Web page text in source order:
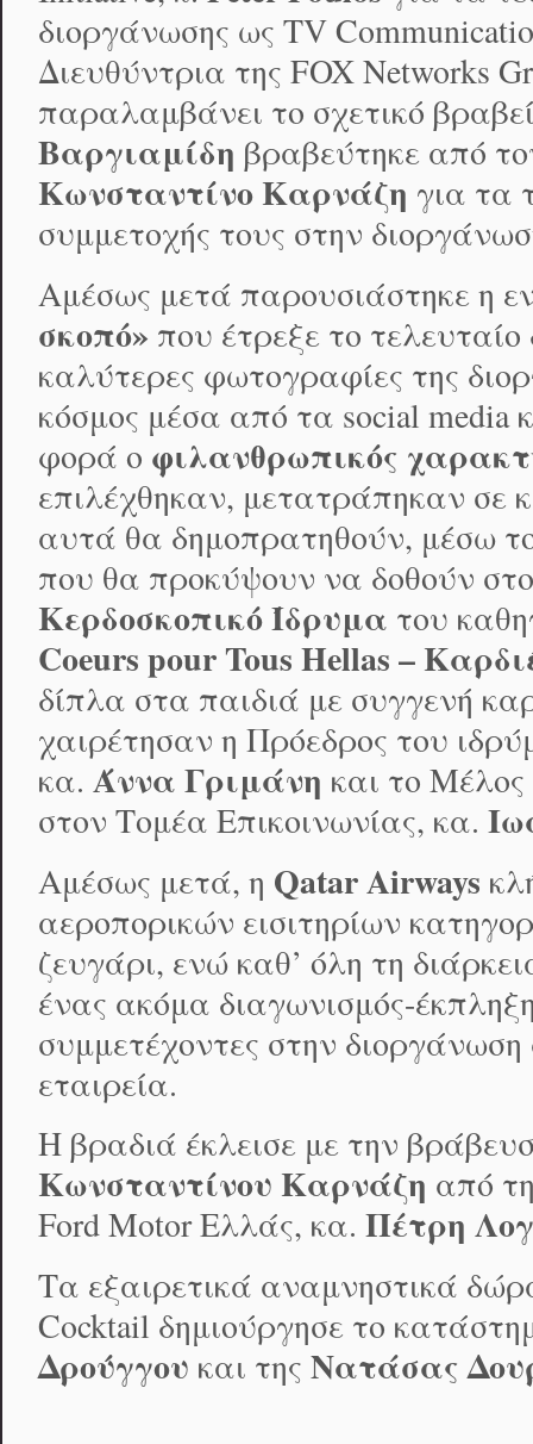
διοργάνωσης ως TV
Διευθύντρια της FOX Networks
παραλαμβάνει το σχετικό
Βαργιαμίδη βραβεύτηκε από
Κωνσταντίνο Καρνάζη για τα
συμμετοχής τους στην
Αμέσως μετά παρουσιάστηκε η
σκοπό» που έτρεξε το
καλύτερες φωτογραφίες της
κόσμος μέσα από τα social
φορά ο φιλανθρωπικός
επιλέχθηκαν, μετατράπηκαν σε
αυτά θα δημοπρατηθούν, μέσω
που θα προκύψουν να δοθούν
Κερδοσκοπικό Ίδρυμα του
Coeurs pour Tous Hellas –
δίπλα στα παιδιά με συγγενή
χαιρέτησαν η Πρόεδρος του
κα. Άννα Γριμάνη και το Μέλος
στον Τομέα Επικοινωνίας, κα.
Αμέσως μετά, η Qatar Airways
αεροπορικών εισιτηρίων
ζευγάρι, ενώ καθ’ όλη τη
ένας ακόμα διαγωνισμός-
συμμετέχοντες στην
εταιρεία.
Η βραδιά έκλεισε με την
Κωνσταντίνου Καρνάζη από
Ford Motor Ελλάς, κα. Πέτρη
Τα εξαιρετικά αναμνηστικά
Cocktail δημιούργησε το
Δρούγγου και της Νατάσας